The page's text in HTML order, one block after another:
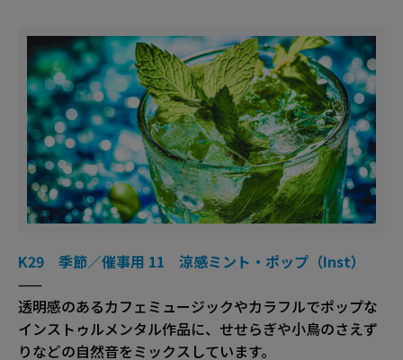
K29 季節／催事用 11 涼感ミント・ポップ（Inst）
——
透明感のあるカフェミュージックやカラフルでポップな
インストゥルメンタル作品に、せせらぎや小鳥のさえず
りなどの自然音をミックスしています。